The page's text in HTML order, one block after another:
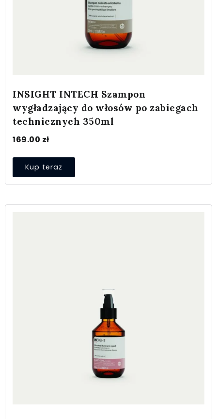
INSIGHT INTECH Szampon
wygładzający do włosów po zabiegach
technicznych 350ml
169.00 zł
Kup teraz